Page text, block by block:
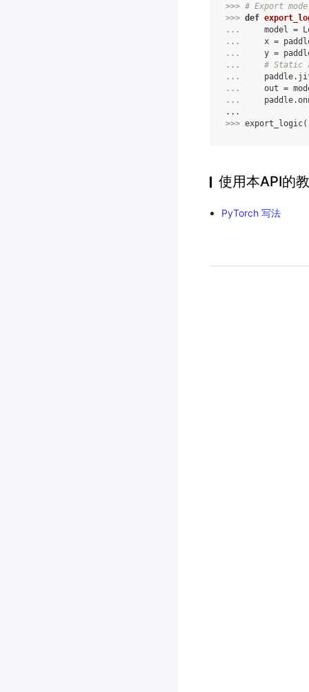
>>> # Export
>>> def
...
model =
...
x =
...
y =
...
# Static
...
paddle.
...
out =
...
paddle.
...
>>> export_logic
使用本API的
PyTorch 写法